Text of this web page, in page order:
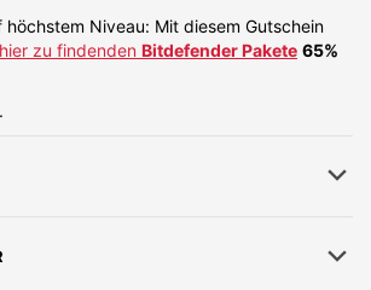
Niveau: Mit diesem Gutschein
zu findenden Bitdefender Pakete 65%